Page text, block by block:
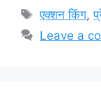
Tags
एक्शन किंग,
Leave a